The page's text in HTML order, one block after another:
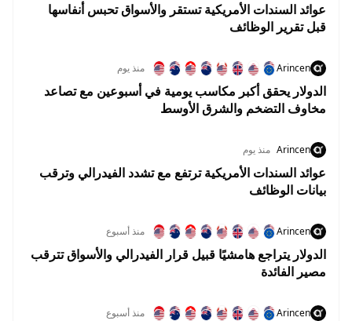
عوائد السندات الأمريكية تستقر والأسواق تحبس أنفاسها
قبل تقرير الوظائف
Arincen منذ يوم
الدولار يحقق أكبر مكاسب يومية في أسبوعين مع تصاعد
مخاوف التضخم والشرق الأوسط
Arincen منذ يوم
عوائد السندات الأمريكية ترتفع مع تشدد الفيدرالي وترقب
بيانات الوظائف
Arincen منذ أسبوع
الدولار يتراجع هامشيًا قبيل قرار الفيدرالي والأسواق تترقب
مصير الفائدة
Arincen منذ أسبوع